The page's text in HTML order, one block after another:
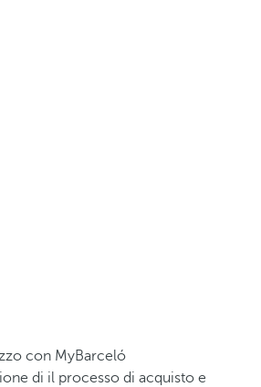
con MyBarceló
di il processo di acquisto e